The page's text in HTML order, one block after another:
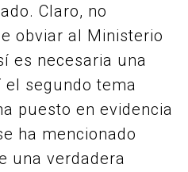
Claro, no
obviar al Ministerio
es necesaria una
segundo tema
puesto en evidencia
ha mencionado
una verdadera